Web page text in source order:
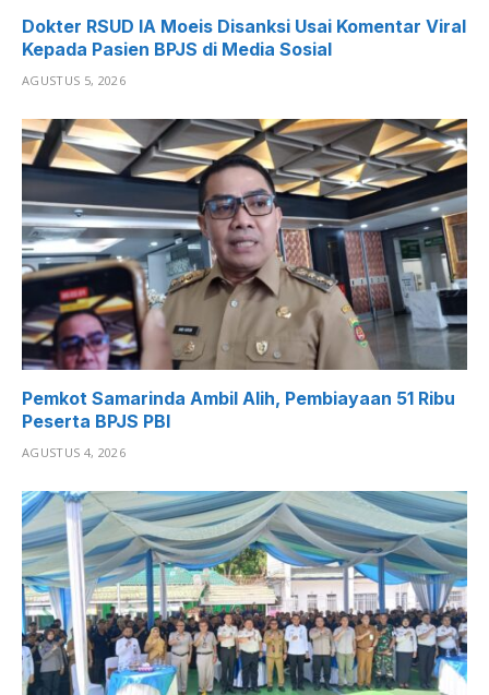
Dokter RSUD IA Moeis Disanksi Usai Komentar Viral
Kepada Pasien BPJS di Media Sosial
AGUSTUS 5, 2026
Pemkot Samarinda Ambil Alih, Pembiayaan 51 Ribu
Peserta BPJS PBI
AGUSTUS 4, 2026